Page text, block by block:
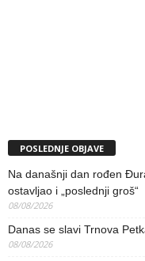
POSLEDNJE OBJAVE
Na današnji dan rođen
ostavljao i „poslednji groš“
08/08/2026
Danas se slavi Trnova
08/08/2026